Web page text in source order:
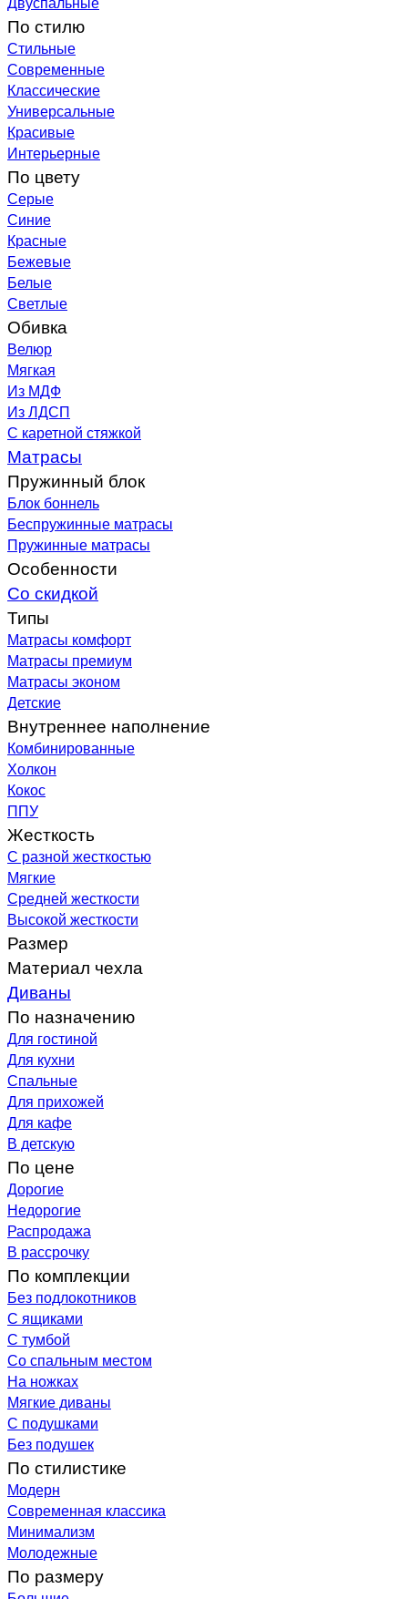
По стилю
Стильные
Современные
Классические
Универсальные
Красивые
Интерьерные
По цвету
Серые
Синие
Красные
Бежевые
Белые
Светлые
Обивка
Велюр
Мягкая
Из МДФ
Из ЛДСП
С каретной стяжкой
Матрасы
Пружинный блок
Блок боннель
Беспружинные матрасы
Пружинные матрасы
Особенности
Со скидкой
Типы
Матрасы комфорт
Матрасы премиум
Матрасы эконом
Детские
Внутреннее наполнение
Комбинированные
Холкон
Кокос
ППУ
Жесткость
С разной жесткостью
Мягкие
Средней жесткости
Высокой жесткости
Размер
Материал чехла
Диваны
По назначению
Для гостиной
Для кухни
Спальные
Для прихожей
Для кафе
В детскую
По цене
Дорогие
Недорогие
Распродажа
В рассрочку
По комплекции
Без подлокотников
С ящиками
С тумбой
Со спальным местом
На ножках
Мягкие диваны
С подушками
Без подушек
По стилистике
Модерн
Современная классика
Минимализм
Молодежные
По размеру